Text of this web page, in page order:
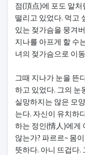
점(頂点)에 포도 알
떨리고 있었다. 먹고
있는 젖가슴을 뭉겨
지나를 아프게 할 수
녀의 젖가슴으로 이
그때 지나가 눈을 뜬
하고 있었다. 그의 눈
실망하지는 않은 모
는다. 자신이 유치하
하는 정인(情人)에게
않는가? 파르르~ 몸
뜻하다. 아니 뜨겁다.